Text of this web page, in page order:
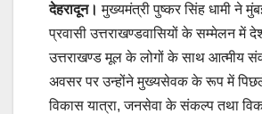
देहरादून।मुख्यमंत्री पुष्कर सिंह धामी ने
प्रवासी उत्तराखण्डवासियों के सम्मेलन में
उत्तराखण्ड मूल के लोगों के साथ आत्मीय
अवसर पर उन्होंने मुख्यसेवक के रूप में पिछले
विकास यात्रा, जनसेवा के संकल्प तथा